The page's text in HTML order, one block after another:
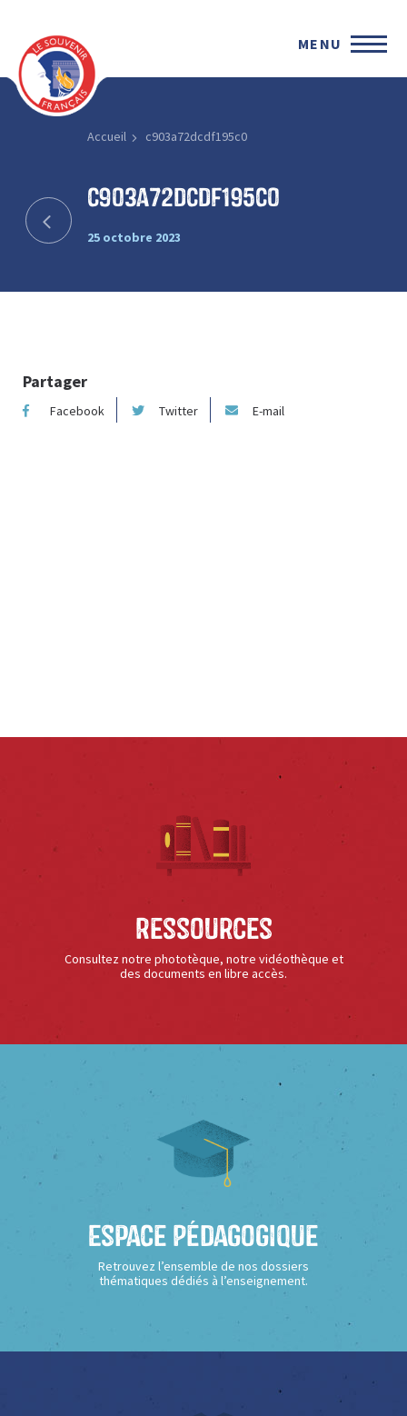
MENU
Accueil c903a72dcdf195c0
c903a72dcdf195c0
25 octobre 2023
Partager
Facebook Twitter E-mail
Ressources
Consultez notre phototèque, notre vidéothèque et
des documents en libre accès.
Espace Pédagogique
Retrouvez l’ensemble de nos dossiers
thématiques dédiés à l’enseignement.